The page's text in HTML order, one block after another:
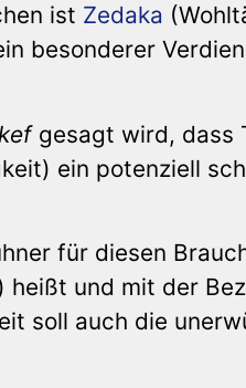
ist Zedaka
besonderer
gesagt wird, dass
ein potenziell
für diesen
soll auch die